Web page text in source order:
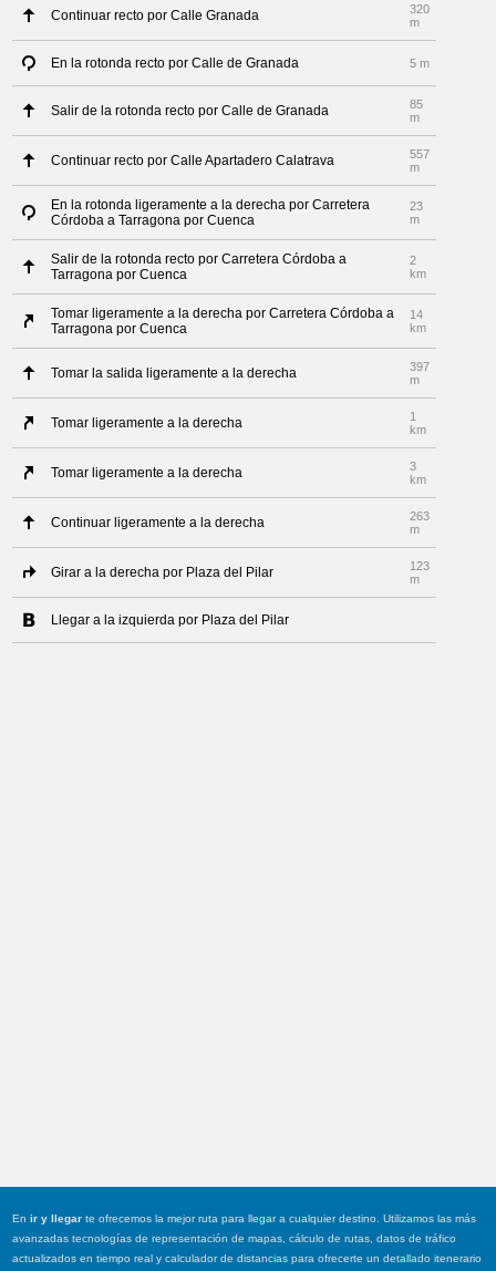
Continuar recto por Calle Granada
320
m
En la rotonda recto por Calle de Granada 5 m
Salir de la rotonda recto por Calle de Granada
85
m
Continuar recto por Calle Apartadero Calatrava
557
m
En la rotonda ligeramente a la derecha por Carretera
Córdoba a Tarragona por Cuenca
23
m
Salir de la rotonda recto por Carretera Córdoba a
Tarragona por Cuenca
2
km
Tomar ligeramente a la derecha por Carretera Córdoba a
Tarragona por Cuenca
14
km
Tomar la salida ligeramente a la derecha
397
m
Tomar ligeramente a la derecha
1
km
Tomar ligeramente a la derecha
3
km
Continuar ligeramente a la derecha
263
m
Girar a la derecha por Plaza del Pilar
123
m
Llegar a la izquierda por Plaza del Pilar
Enir y llegar te ofrecemos la mejor ruta para llegar a cualquier destino. Utilizamos las más
avanzadas tecnologías de representación de mapas, cálculo de rutas, datos de tráfico
actualizados en tiempo real y calculador de distancias para ofrecerte un detallado itenerario